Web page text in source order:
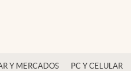
Y MERCADOS PC Y CELULAR